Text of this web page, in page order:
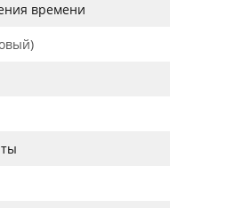
времени